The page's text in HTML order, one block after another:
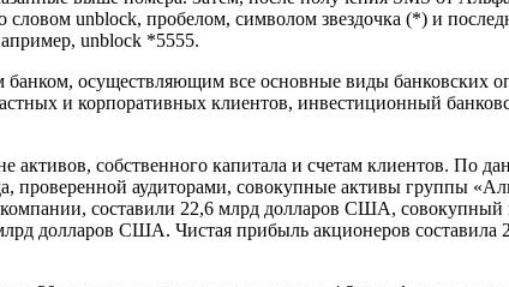
словом unblock, пробелом, символом звездочка (*) и
unblock *5555.
банком, осуществляющим все основные виды банковских
и корпоративных клиентов, инвестиционный
активов, собственного капитала и счетам клиентов. По
аудиторами, совокупные активы группы
составили 22,6 млрд долларов США, совокупный
долларов США. Чистая прибыль акционеров составила